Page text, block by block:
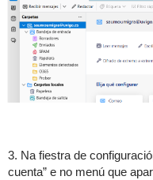
3. Na fiestra de
cuenta” e no menú que